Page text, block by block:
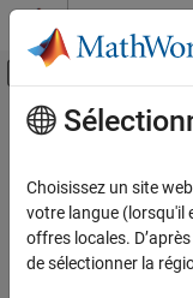
Passer au contenu
Activer/
Accueil de la
SoC Blockset
SoC Blockset Supported
AMD FPGA and SoC Devices
Contenu principal
Class:
Namespace:
Choisissez un site
votre langue (lorsqu'il
offres locales.
de sélectionner la